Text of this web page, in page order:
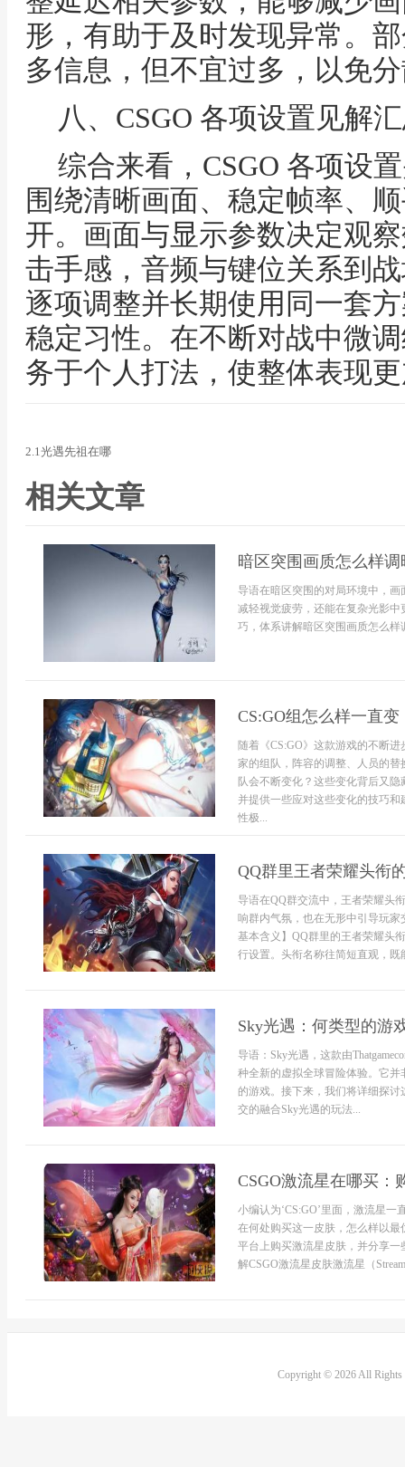
形，有助于及时发现异常。
多信息，但不宜过多，以免
八、CSGO 各项设置见解
综合来看，CSGO 各项设
围绕清晰画面、稳定帧率、
开。画面与显示参数决定观
击手感，音频与键位关系到
逐项调整并长期使用同一套
稳定习性。在不断对战中微
务于个人打法，使整体表现
2.1光遇先祖在哪
相关文章
暗区突围画质怎么样调
导语在暗区突围的对局环境中，
减轻视觉疲劳，还能在复杂光影
巧，体系讲解暗区突围画质怎么
CS:GO组怎么样一直
随着《CS:GO》这款游戏的不断
家的组队，阵容的调整、人员的替
队会不断变化？这些变化背后又
并提供一些应对这些变化的技巧
性极...
QQ群里王者荣耀头衔
导语在QQ群交流中，王者荣耀头
响群内气氛，也在无形中引导玩
基本含义】QQ群里的王者荣耀头
行设置。头衔名称往简短直观，
Sky光遇：何类型的游
导语：Sky光遇，这款由
种全新的虚拟全球冒险体验。它
的游戏。接下来，我们将详细探
交的融合Sky光遇的玩法...
CSGO激流星在哪买：
小编认为‘CS:GO’里面，激流星
在何处购买这一皮肤，怎么样以
平台上购买激流星皮肤，并分享
解CSGO激流星皮肤激流星（
Copyright © 2026 All